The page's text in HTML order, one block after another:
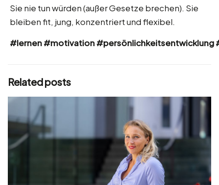
Sie nie tun würden (außer Gesetze brechen). Sie
bleiben fit, jung, konzentriert und flexibel.
#lernen#motivation#persönlichkeitsentwicklung
Related posts